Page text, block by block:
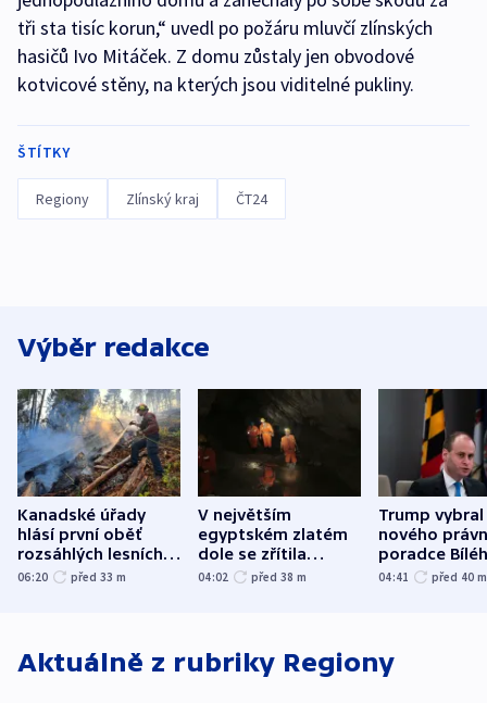
tři sta tisíc korun,“ uvedl po požáru mluvčí zlínských
hasičů Ivo Mitáček. Z domu zůstaly jen obvodové
kotvicové stěny, na kterých jsou viditelné pukliny.
ŠTÍTKY
Regiony Zlínský kraj ČT24
Výběr redakce
Kanadské úřady
hlásí první oběť
rozsáhlých lesních
požárů
06:20 před 33 m
V největším
egyptském zlatém
dole se zřítila
hornina, jeden
04:02 před 38 m
Trump vybral
nového
poradce
domu
04:41 před 40 m
Aktuálně z rubriky Regiony